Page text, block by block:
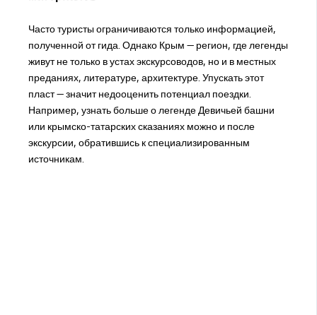
Часто туристы ограничиваются только информацией,
полученной от гида. Однако Крым — регион, где легенды
живут не только в устах экскурсоводов, но и в местных
преданиях, литературе, архитектуре. Упускать этот
пласт — значит недооценить потенциал поездки.
Например, узнать больше о легенде Девичьей башни
или крымско-татарских сказаниях можно и после
экскурсии, обратившись к специализированным
источникам.